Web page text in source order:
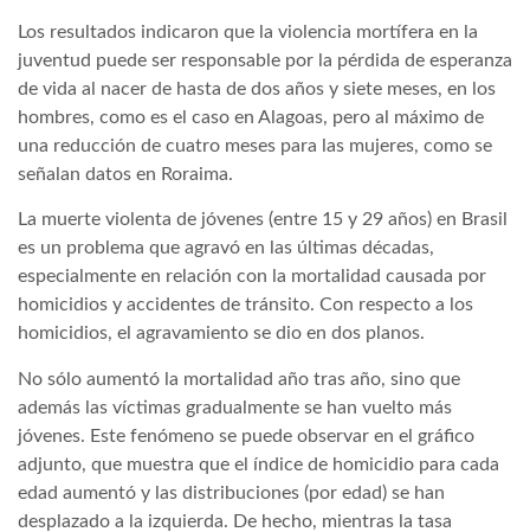
Los resultados indicaron que la violencia mortífera en la
juventud puede ser responsable por la pérdida de esperanza
de vida al nacer de hasta de dos años y siete meses, en los
hombres, como es el caso en Alagoas, pero al máximo de
una reducción de cuatro meses para las mujeres, como se
señalan datos en Roraima.
La muerte violenta de jóvenes (entre 15 y 29 años) en Brasil
es un problema que agravó en las últimas décadas,
especialmente en relación con la mortalidad causada por
homicidios y accidentes de tránsito. Con respecto a los
homicidios, el agravamiento se dio en dos planos.
No sólo aumentó la mortalidad año tras año, sino que
además las víctimas gradualmente se han vuelto más
jóvenes. Este fenómeno se puede observar en el gráfico
adjunto, que muestra que el índice de homicidio para cada
edad aumentó y las distribuciones (por edad) se han
desplazado a la izquierda. De hecho, mientras la tasa